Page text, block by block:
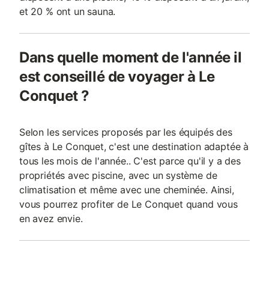
et 20 % ont un sauna.
Dans quelle moment de l'année il
est conseillé de voyager à Le
Conquet ?
Selon les services proposés par les équipés des
gîtes à Le Conquet, c'est une destination adaptée à
tous les mois de l'année.. C'est parce qu'il y a des
propriétés avec piscine, avec un système de
climatisation et même avec une cheminée. Ainsi,
vous pourrez profiter de Le Conquet quand vous
en avez envie.